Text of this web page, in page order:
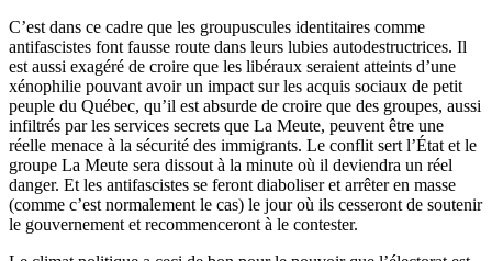
C’est dans ce cadre que les groupuscules identitaires comme
antifascistes font fausse route dans leurs lubies autodestructrices. Il
est aussi exagéré de croire que les libéraux seraient atteints d’une
xénophilie pouvant avoir un impact sur les acquis sociaux de petit
peuple du Québec, qu’il est absurde de croire que des groupes, aussi
infiltrés par les services secrets que La Meute, peuvent être une
réelle menace à la sécurité des immigrants. Le conflit sert l’État et le
groupe La Meute sera dissout à la minute où il deviendra un réel
danger. Et les antifascistes se feront diaboliser et arrêter en masse
(comme c’est normalement le cas) le jour où ils cesseront de soutenir
le gouvernement et recommenceront à le contester.